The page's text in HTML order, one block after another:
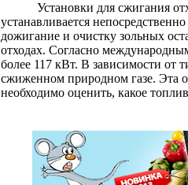
Установки для сжигания
устанавливается
дожигание и очистку зольных
отходах. Согласно
более 117 кВт. В зависимости от
сжиженном природном газе. Эта
необходимо оценить, какое